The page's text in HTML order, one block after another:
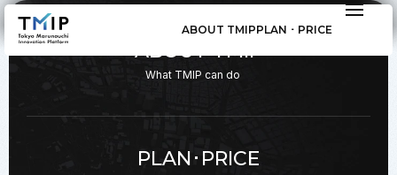
ABOUT TMIPPLAN ･ PRICE
ABOUT TMIP
What TMIP can do
PLAN･PRICE